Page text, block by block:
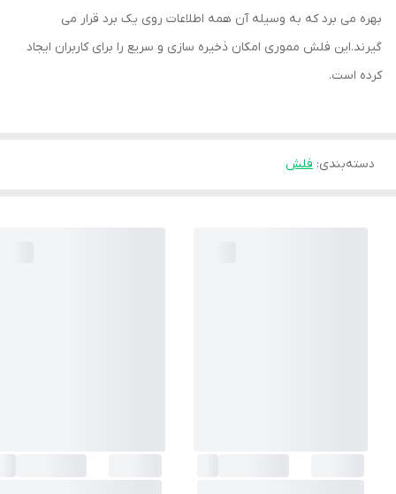
بهره می برد که به وسیله آن همه اطلاعات روی یک برد قرار می
گیرند.این فلش مموری امکان ذخیره سازی و سریع را برای کاربران ایجاد
کرده است.
دسته‌بندی: فلش